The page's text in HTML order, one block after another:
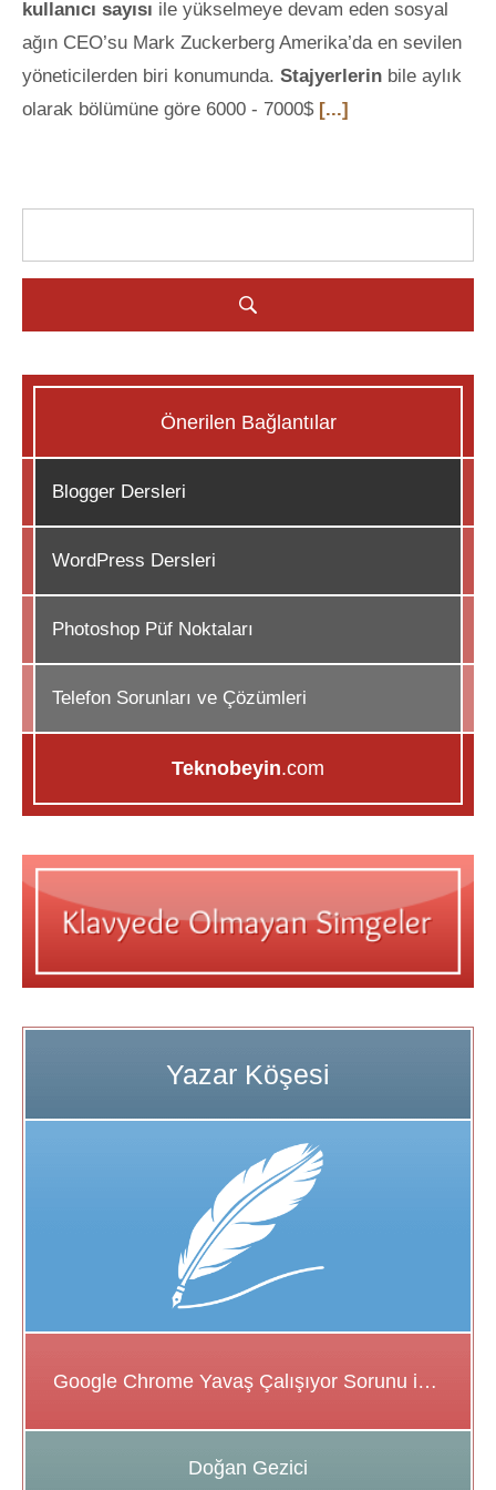
kullanıcı sayısı ile yükselmeye devam eden sosyal
ağın CEO’su Mark Zuckerberg Amerika’da en sevilen
yöneticilerden biri konumunda. Stajyerlerin bile aylık
olarak bölümüne göre 6000 - 7000$ [...]
Önerilen Bağlantılar
Blogger Dersleri
WordPress Dersleri
Photoshop Püf Noktaları
Telefon Sorunları ve Çözümleri
Teknobeyin.com
Google Chrome Yavaş Çalışıyor Sorunu için Çözüm Önerileri
Doğan Gezici